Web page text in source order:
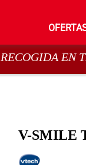
RECOGIDA EN
V-SMILE